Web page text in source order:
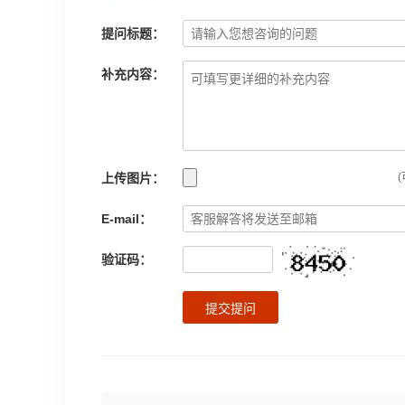
提问标题：
补充内容：
上传图片： (
E-mail：
验证码：
提交提问